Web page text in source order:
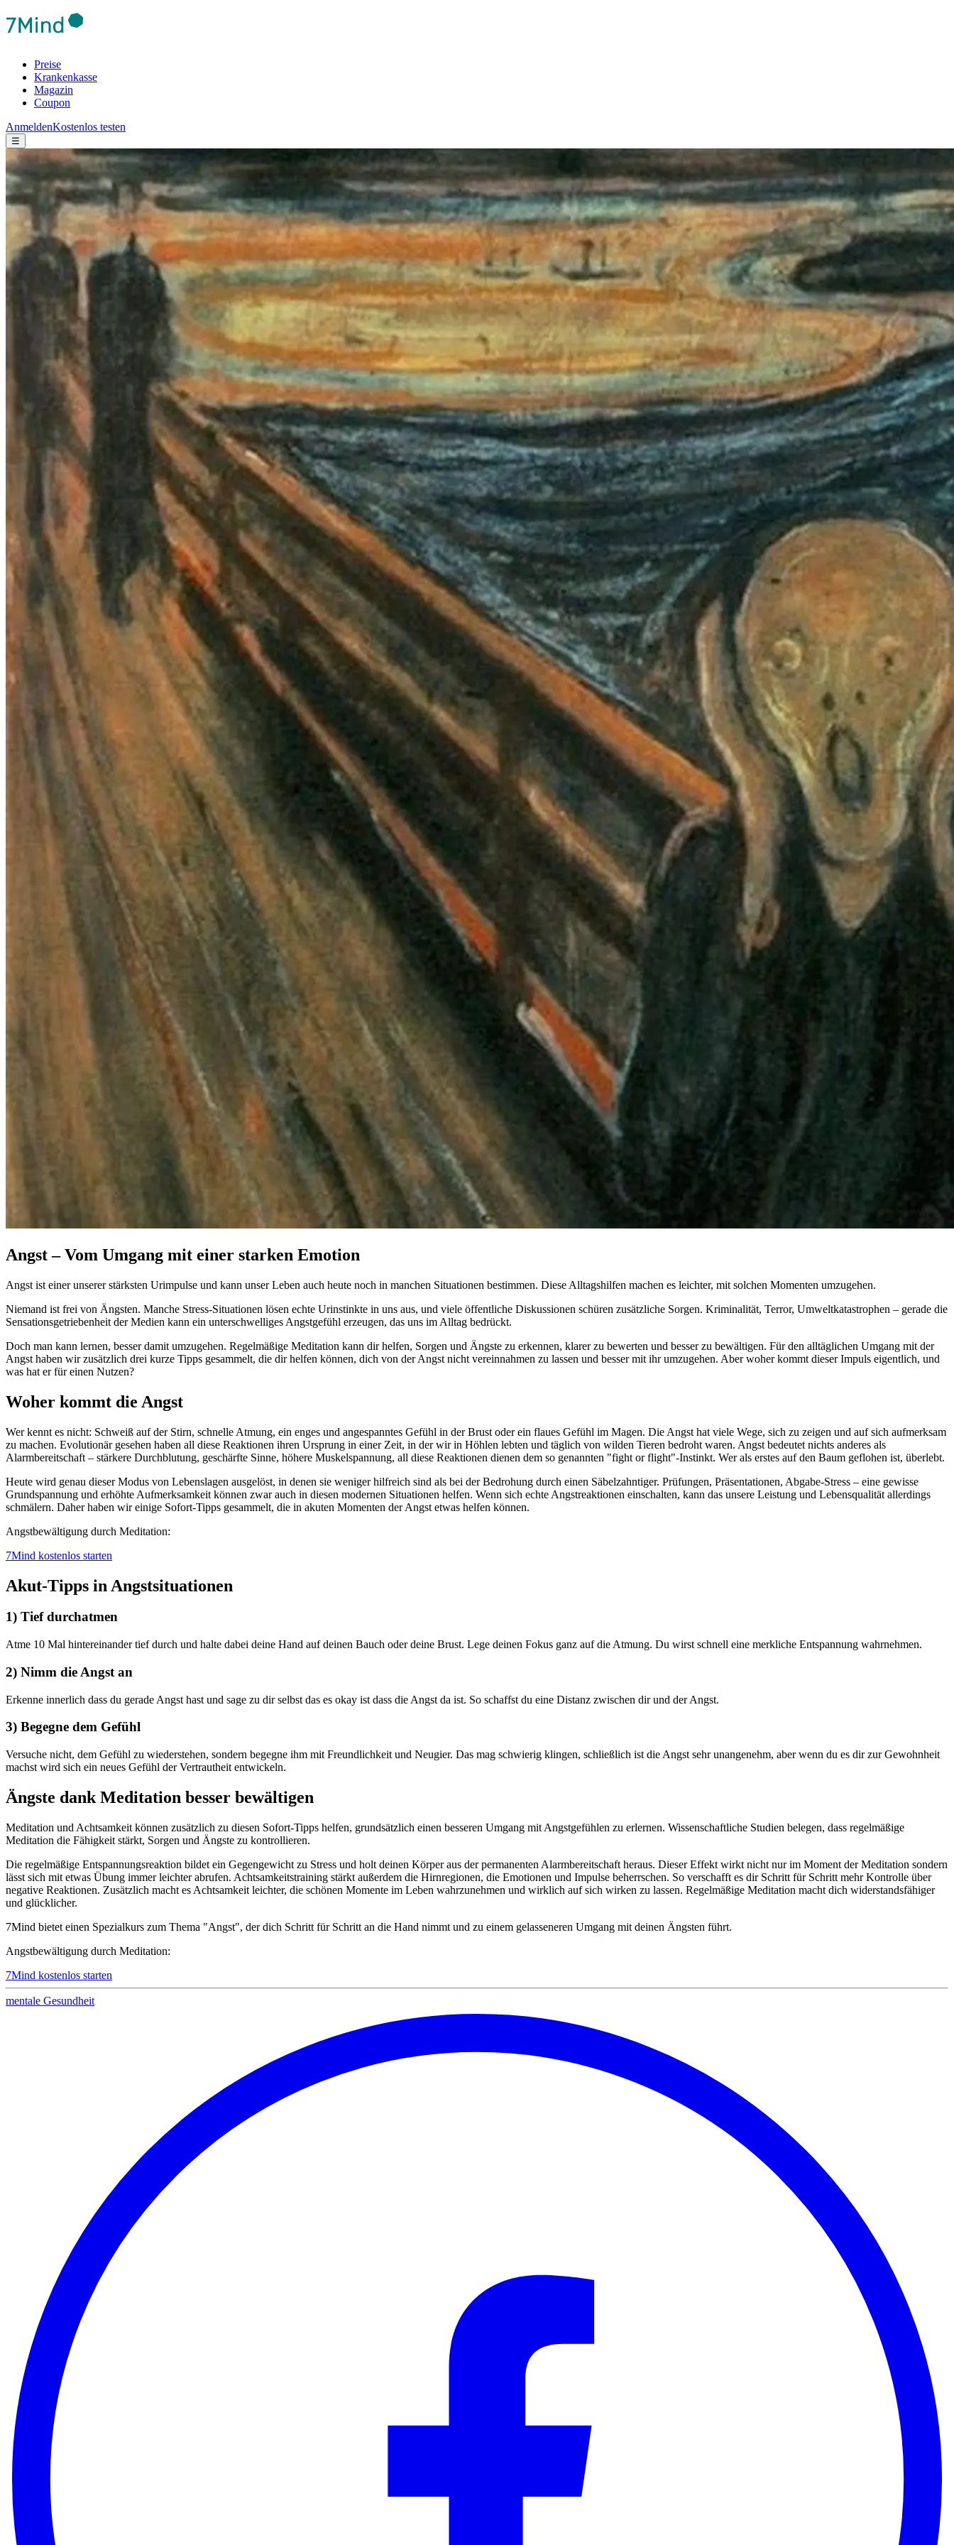
Preise
Krankenkasse
Magazin
Coupon
AnmeldenKostenlos testen
☰
Angst – Vom Umgang mit einer starken Emotion
Angst ist einer unserer stärksten Urimpulse und kann unser Leben auch heute noch in manchen Situationen bestimmen. Diese Alltagshilfen machen es leichter, mit solchen Momenten umzugehen.
Niemand ist frei von Ängsten. Manche Stress-Situationen lösen echte Urinstinkte in uns aus, und viele öffentliche Diskussionen schüren zusätzliche Sorgen. Kriminalität, Terror, Umweltkatastrophen – gerade die
Sensationsgetriebenheit der Medien kann ein unterschwelliges Angstgefühl erzeugen, das uns im Alltag bedrückt.
Doch man kann lernen, besser damit umzugehen. Regelmäßige Meditation kann dir helfen, Sorgen und Ängste zu erkennen, klarer zu bewerten und besser zu bewältigen. Für den alltäglichen Umgang mit der
Angst haben wir zusätzlich drei kurze Tipps gesammelt, die dir helfen können, dich von der Angst nicht vereinnahmen zu lassen und besser mit ihr umzugehen. Aber woher kommt dieser Impuls eigentlich, und
was hat er für einen Nutzen?
Woher kommt die Angst
Wer kennt es nicht: Schweiß auf der Stirn, schnelle Atmung, ein enges und angespanntes Gefühl in der Brust oder ein flaues Gefühl im Magen. Die Angst hat viele Wege, sich zu zeigen und auf sich aufmerksam
zu machen. Evolutionär gesehen haben all diese Reaktionen ihren Ursprung in einer Zeit, in der wir in Höhlen lebten und täglich von wilden Tieren bedroht waren. Angst bedeutet nichts anderes als
Alarmbereitschaft – stärkere Durchblutung, geschärfte Sinne, höhere Muskelspannung, all diese Reaktionen dienen dem so genannten "fight or flight"-Instinkt. Wer als erstes auf den Baum geflohen ist, überlebt.
Heute wird genau dieser Modus von Lebenslagen ausgelöst, in denen sie weniger hilfreich sind als bei der Bedrohung durch einen Säbelzahntiger. Prüfungen, Präsentationen, Abgabe-Stress – eine gewisse
Grundspannung und erhöhte Aufmerksamkeit können zwar auch in diesen modernen Situationen helfen. Wenn sich echte Angstreaktionen einschalten, kann das unsere Leistung und Lebensqualität allerdings
schmälern. Daher haben wir einige Sofort-Tipps gesammelt, die in akuten Momenten der Angst etwas helfen können.
Angstbewältigung durch Meditation:
7Mind kostenlos starten
Akut-Tipps in Angstsituationen
1) Tief durchatmen
Atme 10 Mal hintereinander tief durch und halte dabei deine Hand auf deinen Bauch oder deine Brust. Lege deinen Fokus ganz auf die Atmung. Du wirst schnell eine merkliche Entspannung wahrnehmen.
2) Nimm die Angst an
Erkenne innerlich dass du gerade Angst hast und sage zu dir selbst das es okay ist dass die Angst da ist. So schaffst du eine Distanz zwischen dir und der Angst.
3) Begegne dem Gefühl
Versuche nicht, dem Gefühl zu wiederstehen, sondern begegne ihm mit Freundlichkeit und Neugier. Das mag schwierig klingen, schließlich ist die Angst sehr unangenehm, aber wenn du es dir zur Gewohnheit
machst wird sich ein neues Gefühl der Vertrautheit entwickeln.
Ängste dank Meditation besser bewältigen
Meditation und Achtsamkeit können zusätzlich zu diesen Sofort-Tipps helfen, grundsätzlich einen besseren Umgang mit Angstgefühlen zu erlernen. Wissenschaftliche Studien belegen, dass regelmäßige
Meditation die Fähigkeit stärkt, Sorgen und Ängste zu kontrollieren.
Die regelmäßige Entspannungsreaktion bildet ein Gegengewicht zu Stress und holt deinen Körper aus der permanenten Alarmbereitschaft heraus. Dieser Effekt wirkt nicht nur im Moment der Meditation sondern
lässt sich mit etwas Übung immer leichter abrufen. Achtsamkeitstraining stärkt außerdem die Hirnregionen, die Emotionen und Impulse beherrschen. So verschafft es dir Schritt für Schritt mehr Kontrolle über
negative Reaktionen. Zusätzlich macht es Achtsamkeit leichter, die schönen Momente im Leben wahrzunehmen und wirklich auf sich wirken zu lassen. Regelmäßige Meditation macht dich widerstandsfähiger
und glücklicher.
7Mind bietet einen Spezialkurs zum Thema "Angst", der dich Schritt für Schritt an die Hand nimmt und zu einem gelasseneren Umgang mit deinen Ängsten führt.
Angstbewältigung durch Meditation:
7Mind kostenlos starten
mentale Gesundheit